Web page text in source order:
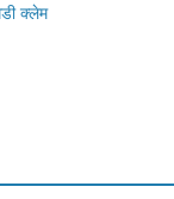
क्लेम